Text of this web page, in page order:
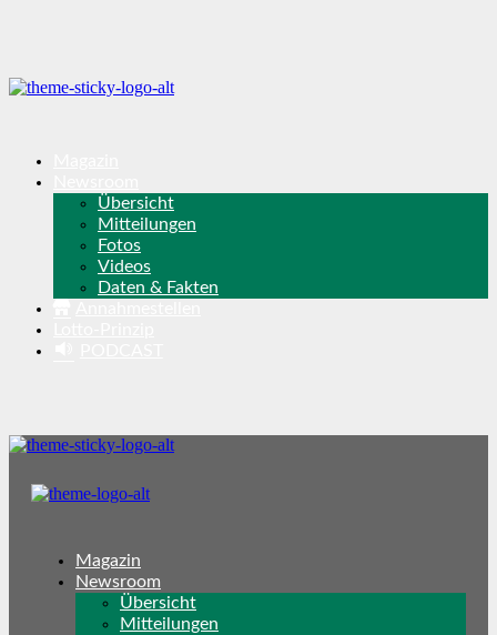
Übersicht
Mitteilungen
Fotos
Videos
Daten & Fakten
Magazin
Newsroom
Übersicht
Mitteilungen